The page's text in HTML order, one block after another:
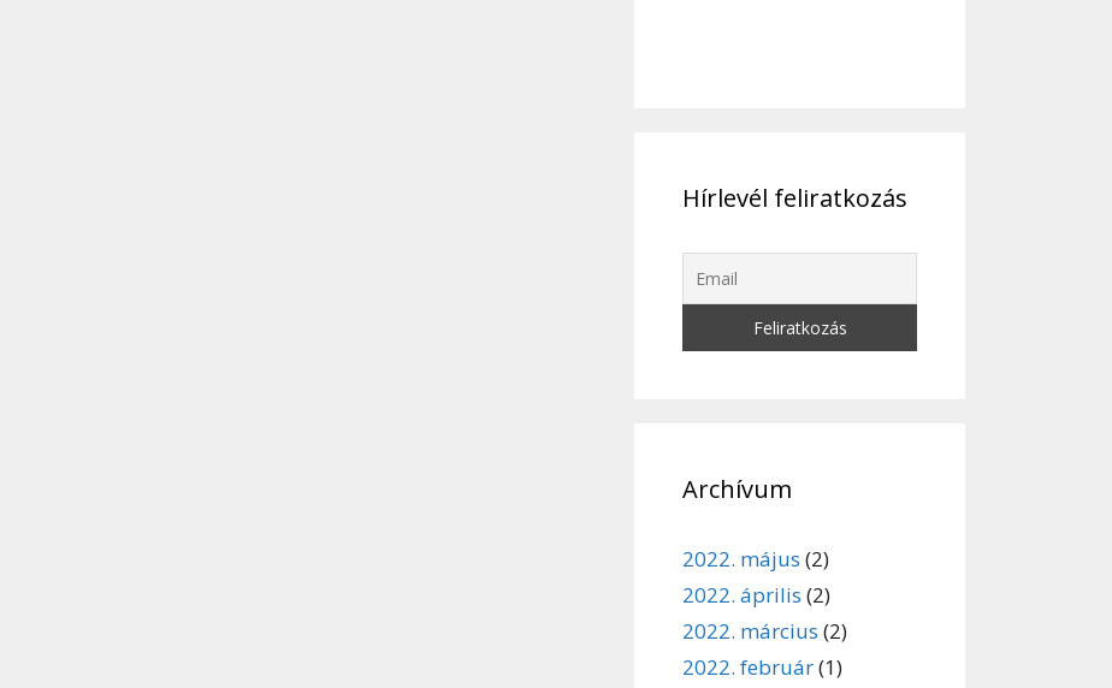
Hírlevél feliratkozás
Archívum
2022. május (2)
2022. április (2)
2022. március (2)
2022. február(1)